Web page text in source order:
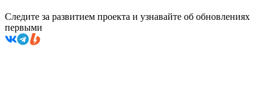
Следите за развитием проекта и узнавайте об обновлениях
первыми